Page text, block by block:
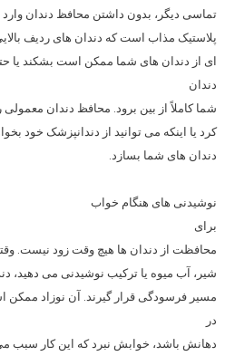
تماسی دیگر، بدون داشتن محافظ دندان
پلاستیک مذاب است که دندان های ردیف
ای از دندان های شما ممکن است بشکند
دندان
شما کاملاً از بین برود. محافظ دندان
کرد یا اینکه می توانید از دندانپزشک خود
دندان های شما بسازد.
نوشیدنی های هنگام خواب
برای
محافظت از دندان ها هیچ وقت زود نیست.
شیر، آب میوه یا ترکیب نوشیدنی می دهید،
مسیر فرسودگی قرار گیرند. آن نوزاد
در
دهانش باشد، خوابش نبرد که این کار